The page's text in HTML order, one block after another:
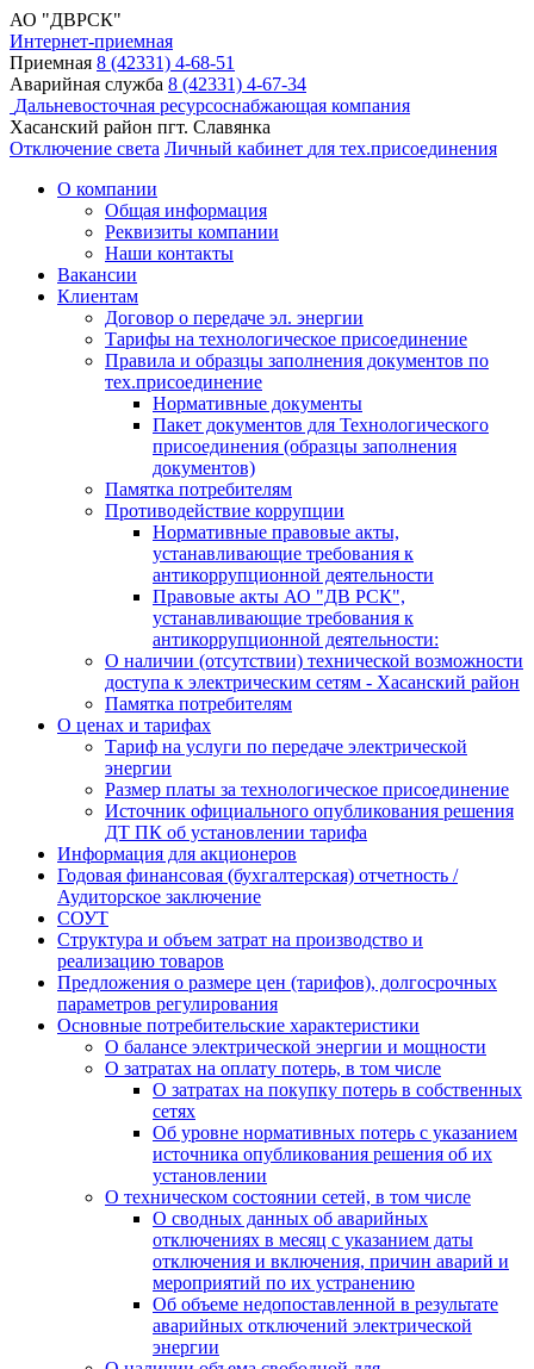
АО "ДВРСК"
Интернет-приемная
Приемная 8 (42331) 4-68-51
Аварийная служба 8 (42331) 4-67-34
Дальневосточная ресурсоснабжающая компания
Хасанский район пгт. Славянка
Отключение света Личный кабинет для тех.присоединения
О компании
Общая информация
Реквизиты компании
Наши контакты
Вакансии
Клиентам
Договор о передаче эл. энергии
Тарифы на технологическое присоединение
Правила и образцы заполнения документов по
тех.присоединение
Нормативные документы
Пакет документов для Технологического
присоединения (образцы заполнения
документов)
Памятка потребителям
Противодействие коррупции
Нормативные правовые акты,
устанавливающие требования к
антикоррупционной деятельности
Правовые акты АО "ДВ РСК",
устанавливающие требования к
антикоррупционной деятельности:
О наличии (отсутствии) технической возможности
доступа к электрическим сетям - Хасанский район
Памятка потребителям
О ценах и тарифах
Тариф на услуги по передаче электрической
энергии
Размер платы за технологическое присоединение
Источник официального опубликования решения
ДТ ПК об установлении тарифа
Информация для акционеров
Годовая финансовая (бухгалтерская) отчетность /
Аудиторское заключение
СОУТ
Структура и объем затрат на производство и
реализацию товаров
Предложения о размере цен (тарифов), долгосрочных
параметров регулирования
Основные потребительские характеристики
О балансе электрической энергии и мощности
О затратах на оплату потерь, в том числе
О затратах на покупку потерь в собственных
сетях
Об уровне нормативных потерь с указанием
источника опубликования решения об их
установлении
О техническом состоянии сетей, в том числе
О сводных данных об аварийных
отключениях в месяц с указанием даты
отключения и включения, причин аварий и
мероприятий по их устранению
Об объеме недопоставленной в результате
аварийных отключений электрической
энергии